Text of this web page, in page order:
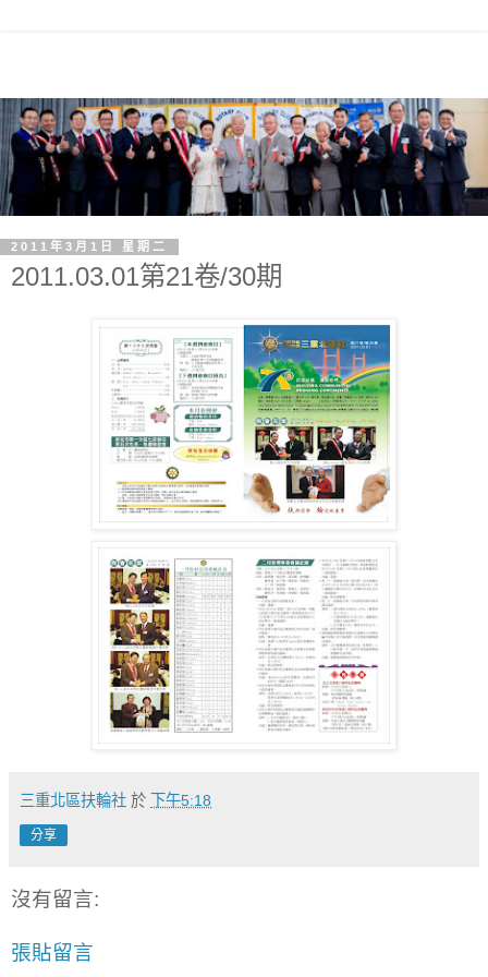
2011年3月1日 星期二
2011.03.01第21卷/30期
三重北區扶輪社 於 下午5:18
分享
沒有留言:
張貼留言